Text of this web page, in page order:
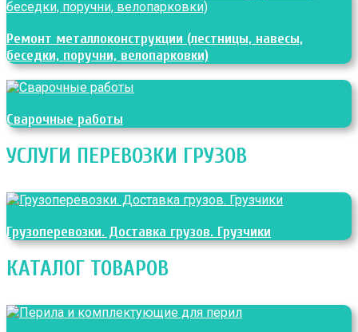
Ремонт металлоконструкции (лестницы, навесы,
беседки, поручни, велопарковки)
Сварочные работы
УСЛУГИ ПЕРЕВОЗКИ ГРУЗОВ
Грузоперевозки. Доставка грузов. Грузчики
КАТАЛОГ ТОВАРОВ